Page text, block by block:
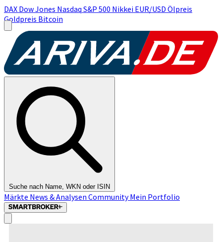
DAX Dow Jones Nasdaq S&P 500 Nikkei EUR/USD Ölpreis
Goldpreis Bitcoin
Suche nach Name, WKN oder ISIN
Märkte News & Analysen CommunityMein Portfolio